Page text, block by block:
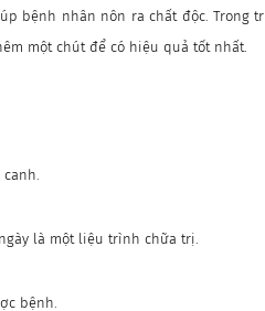
bệnh nhân nôn ra chất độc. Trong
một chút để có hiệu quả tốt nhất.
canh.
là một liệu trình chữa trị.
bệnh.